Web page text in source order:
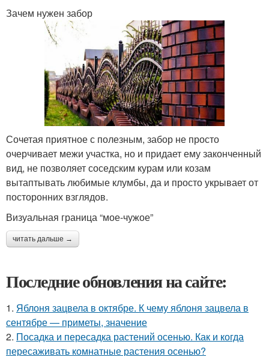
Зачем нужен забор
Сочетая приятное с полезным, забор не просто
очерчивает межи участка, но и придает ему законченный
вид, не позволяет соседским курам или козам
вытаптывать любимые клумбы, да и просто укрывает от
посторонних взглядов.
Визуальная граница “мое-чужое”
читать дальше →
Последние обновления на сайте:
1. Яблоня зацвела в октябре. К чему яблоня зацвела в
сентябре — приметы, значение
2. Посадка и пересадка растений осенью. Как и когда
пересаживать комнатные растения осенью?